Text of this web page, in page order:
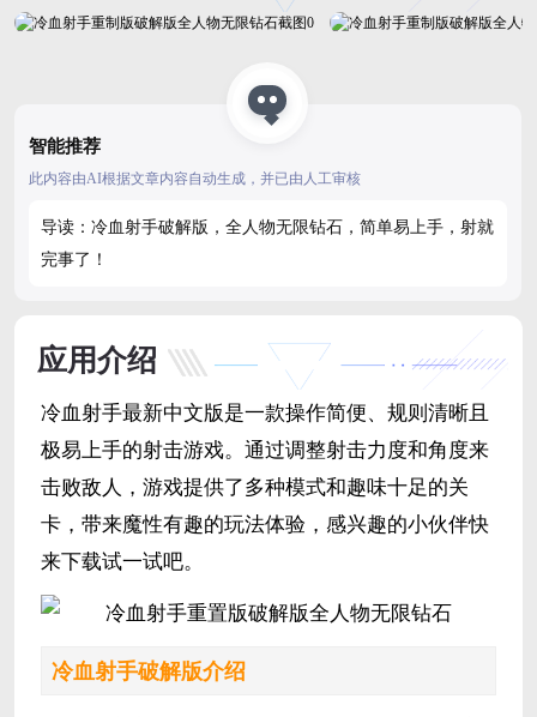
智能推荐
此内容由AI根据文章内容自动生成，并已由人工审核
导读：冷血射手破解版，全人物无限钻石，简单易上手，射就
完事了！
应用介绍
冷血射手最新中文版是一款操作简便、规则清晰且
极易上手的射击游戏。通过调整射击力度和角度来
击败敌人，游戏提供了多种模式和趣味十足的关
卡，带来魔性有趣的玩法体验，感兴趣的小伙伴快
来下载试一试吧。
冷血射手破解版介绍